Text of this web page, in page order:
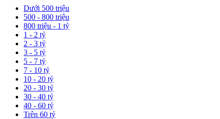
Dưới 500 triệu
500 - 800 triệu
800 triệu - 1 tỷ
1 - 2 tỷ
2 - 3 tỷ
3 - 5 tỷ
5 - 7 tỷ
7 - 10 tỷ
10 - 20 tỷ
20 - 30 tỷ
30 - 40 tỷ
40 - 60 tỷ
Trên 60 tỷ